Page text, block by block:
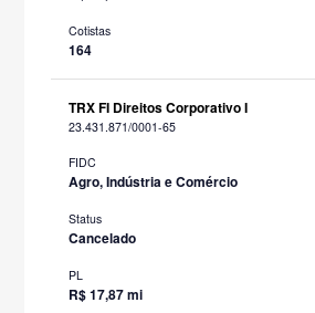
Cotistas
164
TRX FI Direitos Corporativo I
23.431.871/0001-65
FIDC
Agro, Indústria e Comércio
Status
Cancelado
PL
R$ 17,87 mi